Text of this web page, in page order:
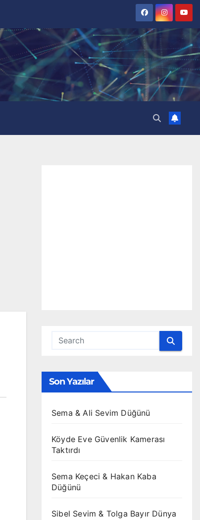
Son Yazılar
Sema & Ali Sevim Düğünü
Köyde Eve Güvenlik Kamerası
Taktırdı
Sema Keçeci & Hakan Kaba
Düğünü
Sibel Sevim & Tolga Bayır Dünya